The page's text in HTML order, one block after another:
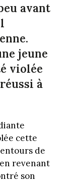
avant
jeune
violée
à
cette
de
revenant
son